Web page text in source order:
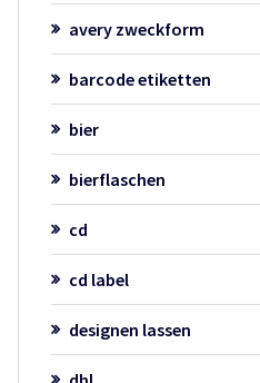
avery zweckform
barcode etiketten
bier
bierflaschen
cd
cd label
designen lassen